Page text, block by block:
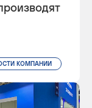
КОМПАНИИ